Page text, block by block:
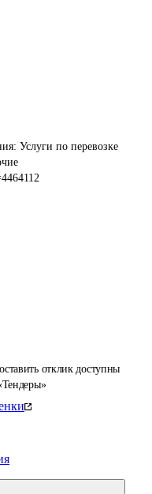
отклик доступны
Услуги по перевозке